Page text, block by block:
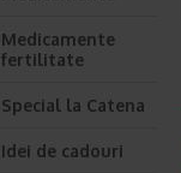
Medicamente
fertilitate
Special la Catena
Idei de cadouri